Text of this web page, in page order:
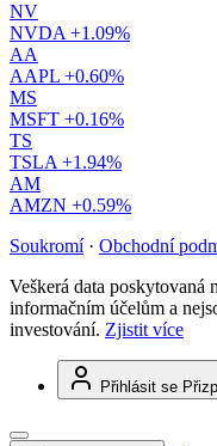
NV
NVDA +1.09%
AA
AAPL +0.60%
MS
MSFT +0.16%
TS
TSLA +1.94%
AM
AMZN +0.59%
Soukromí · Obchodní
Veškerá data poskytovaná
informačním účelům a
investování. Zjistit více
Přihlásit se